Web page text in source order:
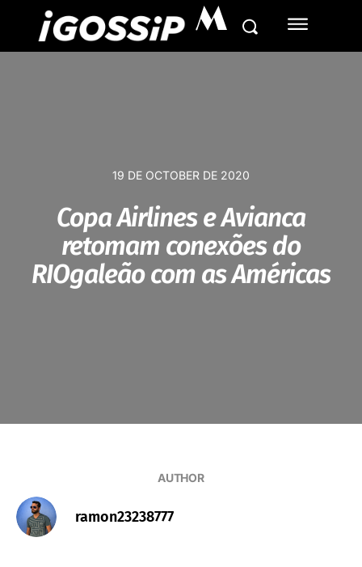
M
19 DE OCTOBER DE 2020
Copa Airlines e Avianca
retomam conexões do
RIOgaleão com as Américas
AUTHOR
ramon23238777